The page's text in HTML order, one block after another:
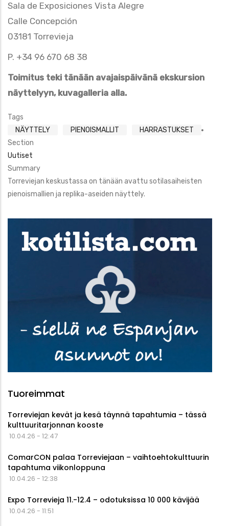
Sala de Exposiciones Vista Alegre
Calle Concepción
03181 Torrevieja
P. +34 96 670 68 38
Toimitus teki tänään avajaispäivänä ekskursion
näyttelyyn, kuvagalleria alla.
Tags
NÄYTTELY
PIENOISMALLIT
HARRASTUKSET
Section
Uutiset
Summary
Torreviejan keskustassa on tänään avattu sotilasaiheisten
pienoismallien ja replika-aseiden näyttely.
Tuoreimmat
Torreviejan kevät ja kesä täynnä tapahtumia – tässä
kulttuuritarjonnan kooste
10.04.26 - 12:47
ComarCON palaa Torreviejaan – vaihtoehtokulttuurin
tapahtuma viikonloppuna
10.04.26 - 12:38
Expo Torrevieja 11.-12.4 – odotuksissa 10 000 kävijää
10.04.26 - 11:51